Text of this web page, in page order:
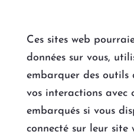
Ces sites web
données sur vous,
embarquer des outils
vos interactions avec
embarqués si vous
connecté sur leur site